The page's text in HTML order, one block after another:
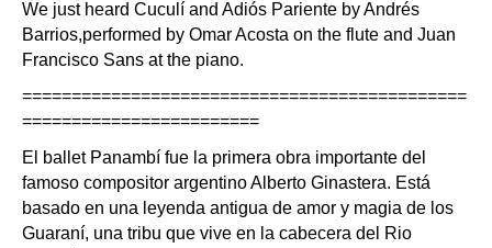
We just heard Cuculí and Adiós Pariente by Andrés
Barrios,performed by Omar Acosta on the flute and Juan
Francisco Sans at the piano.
=============================================
========================
El ballet Panambí fue la primera obra importante del
famoso compositor argentino Alberto Ginastera. Está
basado en una leyenda antigua de amor y magia de los
Guaraní, una tribu que vive en la cabecera del Rio